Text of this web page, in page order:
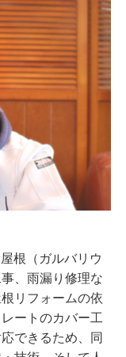
根（ガルバリウ
、雨漏り修理な
リフォームの依
ートのカバー工
できるため、同